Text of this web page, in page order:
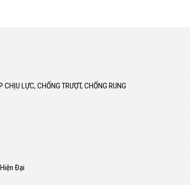
LỰC, CHỐNG TRƯỢT, CHỐNG RUNG
Đại